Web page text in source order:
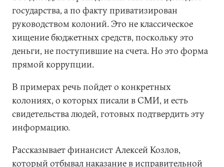
государства, а по факту приватизирован
руководством колоний. Это не классическое
хищение бюджетных средств, поскольку это
деньги, не поступившие на счета. Но это форма
прямой коррупции.
В примерах речь пойдет о конкретных
колониях, о которых писали в СМИ, и есть
свидетельства людей, готовых подтвердить эту
информацию.
Рассказывает финансист Алексей Козлов,
который отбывал наказание в исправительной